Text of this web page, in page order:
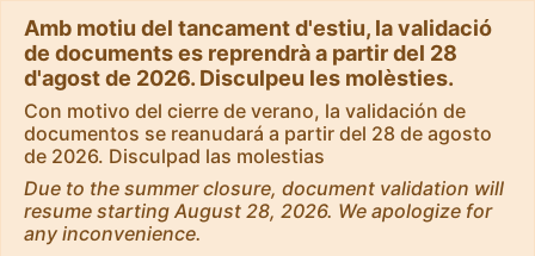
Amb motiu del tancament d'estiu, la validació
de documents es reprendrà a partir del 28
d'agost de 2026. Disculpeu les molèsties.
Con motivo del cierre de verano, la validación de
documentos se reanudará a partir del 28 de agosto
de 2026. Disculpad las molestias
Due to the summer closure, document validation will
resume starting August 28, 2026. We apologize for
any inconvenience.